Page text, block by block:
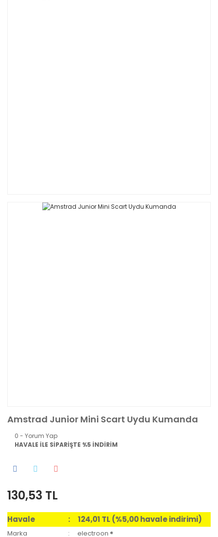
Amstrad Junior Mini Scart Uydu Kumanda
0 - Yorum Yap
HAVALE İLE SİPARİŞTE %5 İNDİRİM
130,53 TL
Havale 124,01 TL (%5,00 havale indirimi)
Marka
electroon ®